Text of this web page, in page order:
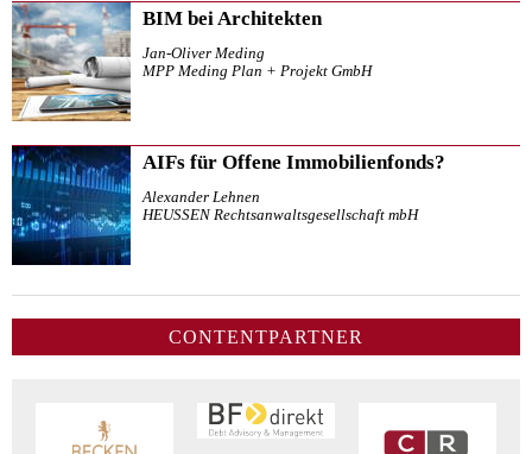
BIM bei Architekten
Jan-Oliver Meding
MPP Meding Plan + Projekt GmbH
AIFs für Offene Immobilienfonds?
Alexander Lehnen
HEUSSEN Rechtsanwaltsgesellschaft mbH
CONTENTPARTNER